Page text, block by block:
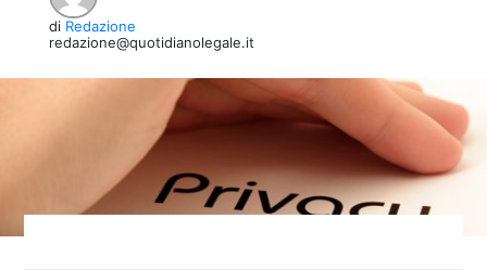
di Redazione
redazione@quotidianolegale.it